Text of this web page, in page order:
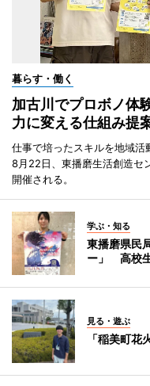
暮らす・働く
加古川でプロボノ
力に変える仕組み提
仕事で培ったスキルを地域
8月22日、東播磨生活創造セ
開催される。
学ぶ・知る
東播磨県民
ー」 高校
見る・遊ぶ
「稲美町